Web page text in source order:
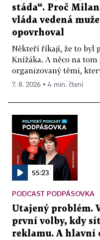
stáda“. Proč
vláda vedená
opovrhoval
Někteří říkají, že to byl
Knížáka. A něco na
organizovaný těmi,
7. 8. 2026 ▪ 4 min. čtení
55:23
PODCAST PODPÁSOVKA
Utajený problém.
první volby, kdy
reklamu. A hlavní